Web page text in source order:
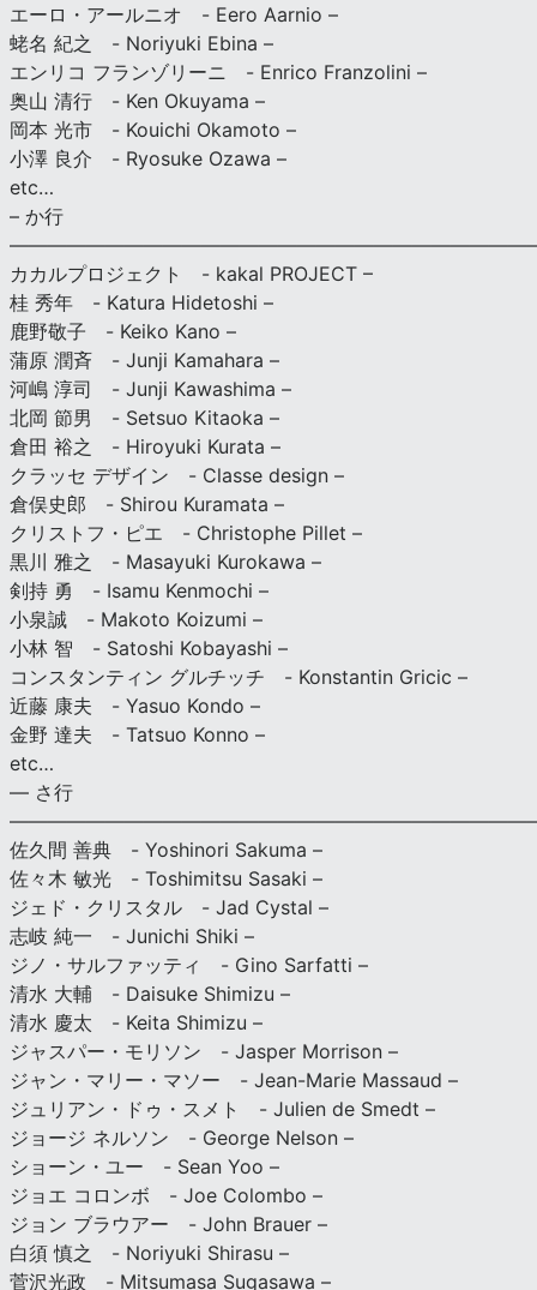
エーロ・アールニオ - Eero Aarnio –
蛯名 紀之 - Noriyuki Ebina –
エンリコ フランゾリーニ - Enrico Franzolini –
奥山 清行 - Ken Okuyama –
岡本 光市 - Kouichi Okamoto –
小澤 良介 - Ryosuke Ozawa –
etc…
– か行
カカルプロジェクト - kakal PROJECT –
桂 秀年 - Katura Hidetoshi –
鹿野敬子 - Keiko Kano –
蒲原 潤斉 - Junji Kamahara –
河嶋 淳司 - Junji Kawashima –
北岡 節男 - Setsuo Kitaoka –
倉田 裕之 - Hiroyuki Kurata –
クラッセ デザイン - Classe design –
倉俣史郎 - Shirou Kuramata –
クリストフ・ピエ - Christophe Pillet –
黒川 雅之 - Masayuki Kurokawa –
剣持 勇 - Isamu Kenmochi –
小泉誠 - Makoto Koizumi –
小林 智 - Satoshi Kobayashi –
コンスタンティン グルチッチ - Konstantin Gricic –
近藤 康夫 - Yasuo Kondo –
金野 達夫 - Tatsuo Konno –
etc…
— さ行
佐久間 善典 - Yoshinori Sakuma –
佐々木 敏光 - Toshimitsu Sasaki –
ジェド・クリスタル - Jad Cystal –
志岐 純一 - Junichi Shiki –
ジノ・サルファッティ - Gino Sarfatti –
清水 大輔 - Daisuke Shimizu –
清水 慶太 - Keita Shimizu –
ジャスパー・モリソン - Jasper Morrison –
ジャン・マリー・マソー - Jean-Marie Massaud –
ジュリアン・ドゥ・スメト - Julien de Smedt –
ジョージ ネルソン - George Nelson –
ショーン・ユー - Sean Yoo –
ジョエ コロンボ - Joe Colombo –
ジョン ブラウアー - John Brauer –
白須 慎之 - Noriyuki Shirasu –
菅沢光政 - Mitsumasa Sugasawa –